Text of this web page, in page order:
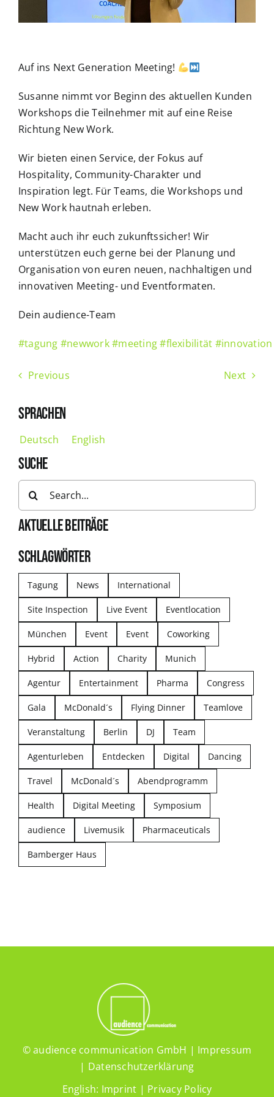
Auf ins Next Generation Meeting!
Susanne nimmt vor Beginn des aktuellen Kunden
Workshops die Teilnehmer mit auf eine Reise
Richtung New Work.
Wir bieten einen Service, der Fokus auf
Hospitality, Community-Charakter und
Inspiration legt. Für Teams, die Workshops und
New Work hautnah erleben.
Macht auch ihr euch zukunftssicher! Wir
unterstützen euch gerne bei der Planung und
Organisation von euren neuen, nachhaltigen und
innovativen Meeting- und Eventformaten.
Dein audience-Team
#tagung #newwork#meeting#flexibilität #innovation
Previous Next
SPRACHEN
Deutsch English
SUCHE
Search
AKTUELLE BEITRÄGE
SCHLAGWÖRTER
Tagung News International
Site Inspection Live Event Eventlocation
München Event Event Coworking
Hybrid Action Charity Munich
Agentur Entertainment Pharma Congress
Gala McDonald´s Flying Dinner Teamlove
Veranstaltung Berlin DJ Team
Agenturleben Entdecken Digital Dancing
Travel McDonald´s Abendprogramm
Health Digital Meeting Symposium
audience Livemusik Pharmaceuticals
Bamberger Haus
© audience communication GmbH | Impressum
| Datenschutzerklärung
English: Imprint | Privacy Policy